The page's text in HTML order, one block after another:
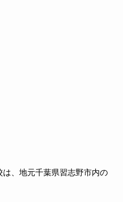
、地元千葉県習志野市内の